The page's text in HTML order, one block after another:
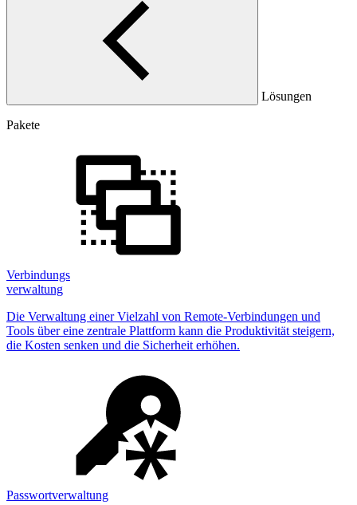
Lösungen
Pakete
Verbindungs
verwaltung
Die Verwaltung einer Vielzahl von Remote-Verbindungen und
Tools über eine zentrale Plattform kann die Produktivität steigern,
die Kosten senken und die Sicherheit erhöhen.
Passwortverwaltung